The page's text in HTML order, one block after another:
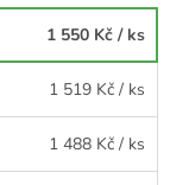
1 550 Kč / ks
1 519 Kč / ks
1 488 Kč / ks